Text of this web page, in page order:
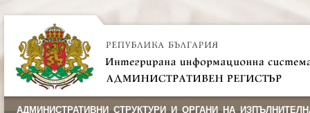
АДМИНИСТРАТИВНИ СТРУКТУРИ И ОРГАНИ НА